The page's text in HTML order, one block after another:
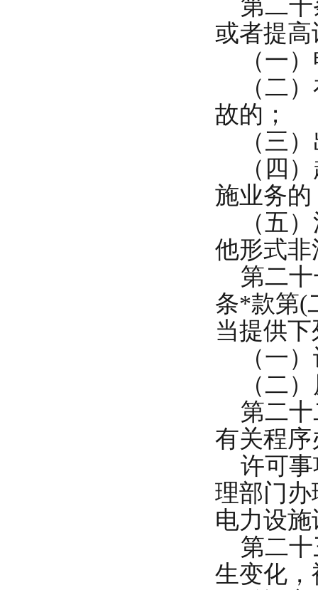
第二十
或者提
（一）
（二）
故的；
（三）
（四）
施业务的
（五）
他形式
第二十
条*款第(
当提供
（一）
（二）
第二十
有关程
许可事
理部门
电力设
第二十
生变化